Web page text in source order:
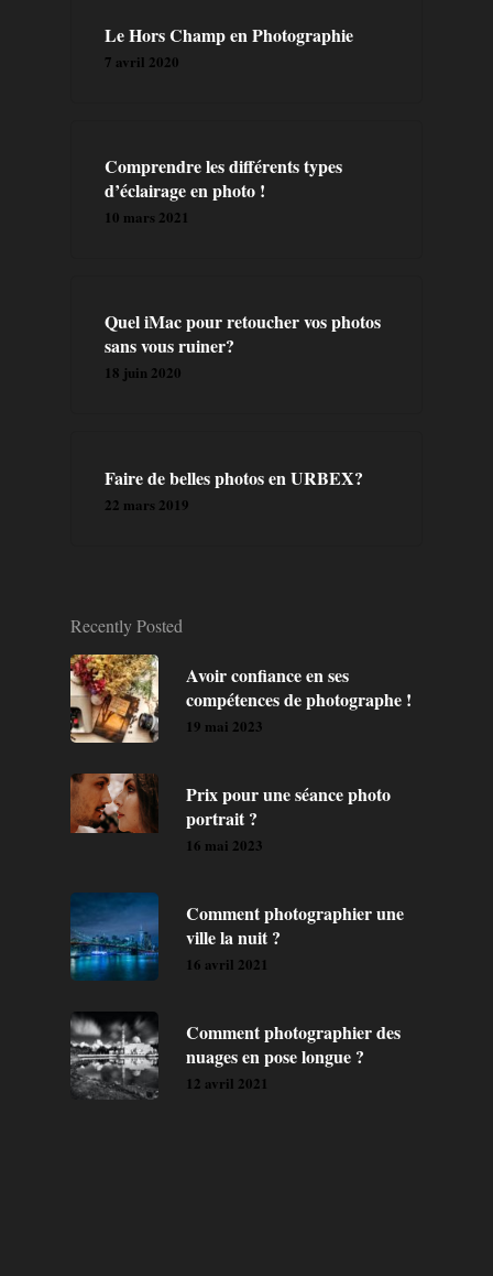
Le Hors Champ en Photographie
7 avril 2020
Comprendre les différents types
d’éclairage en photo !
10 mars 2021
Quel iMac pour retoucher vos photos
sans vous ruiner?
18 juin 2020
Faire de belles photos en URBEX?
22 mars 2019
Recently Posted
Avoir confiance en ses
compétences de photographe !
19 mai 2023
Prix pour une séance photo
portrait ?
16 mai 2023
Comment photographier une
ville la nuit ?
16 avril 2021
Comment photographier des
nuages en pose longue ?
12 avril 2021